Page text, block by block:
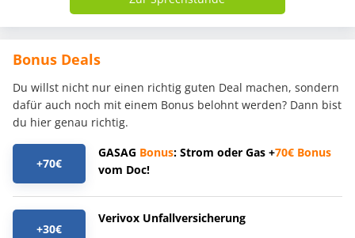
Bonus Deals
Du willst nicht nur einen richtig guten Deal machen, sondern
dafür auch noch mit einem Bonus belohnt werden? Dann bist
du hier genau richtig.
+70€
GASAG Bonus: Strom oder Gas +70€ Bonus
vom Doc!
+30€
Verivox Unfallversicherung